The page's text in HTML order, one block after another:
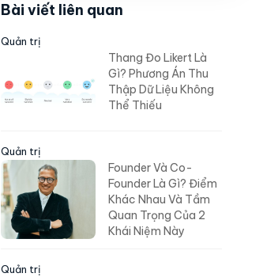
Bài viết liên quan
Quản trị
Thang Đo Likert Là
Gì? Phương Án Thu
Thập Dữ Liệu Không
Thể Thiếu
Quản trị
Founder Và Co-
Founder Là Gì? Điểm
Khác Nhau Và Tầm
Quan Trọng Của 2
Khái Niệm Này
Quản trị